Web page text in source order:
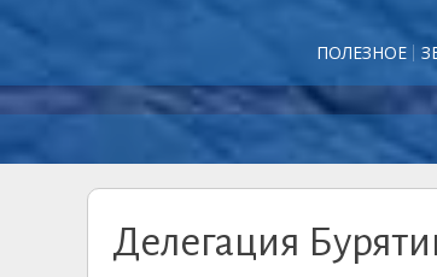
ПОЛЕЗНОЕ
Делегация